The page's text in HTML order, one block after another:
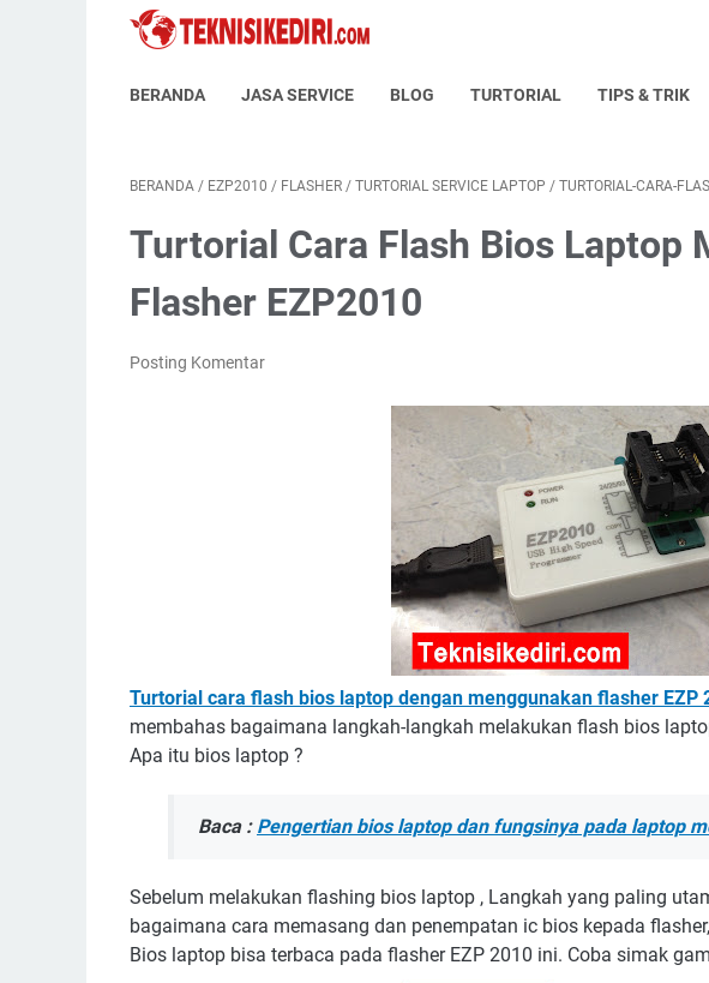
BERANDA JASA SERVICE BLOG TURTORIAL TIPS & TRIK
BERANDA / EZP2010 / FLASHER / TURTORIAL SERVICE LAPTOP / TURTORIAL-CARA-
Turtorial Cara Flash Bios Laptop
Flasher EZP2010
Posting Komentar
Turtorial cara flash bios laptop dengan menggunakan flasher EZP
membahas bagaimana langkah-langkah melakukan flash bios
Apa itu bios laptop ?
Baca : Pengertian bios laptop dan fungsinya pada laptop
Sebelum melakukan flashing bios laptop , Langkah yang paling
bagaimana cara memasang dan penempatan ic bios kepada
Bios laptop bisa terbaca pada flasher EZP 2010 ini. Coba simak